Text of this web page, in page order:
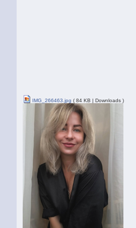
IMG_266463.jpg ( 84 KB | Downloads )